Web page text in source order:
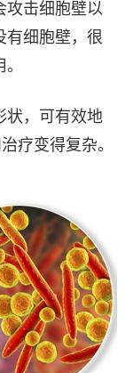
攻击细胞壁以
有细胞壁，很
状，可有效地
疗变得复杂。